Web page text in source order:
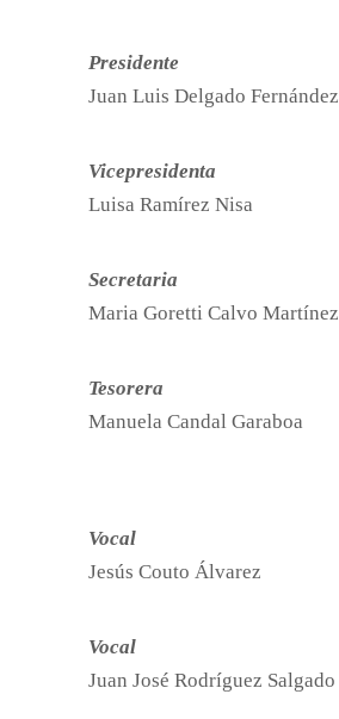
Presidente
Juan Luis Delgado Fernández
Vicepresidenta
Luisa Ramírez Nisa
Secretaria
Maria Goretti Calvo Martínez
Tesorera
Manuela Candal Garaboa
Vocal
Jesús Couto Álvarez
Vocal
Juan José Rodríguez Salgado